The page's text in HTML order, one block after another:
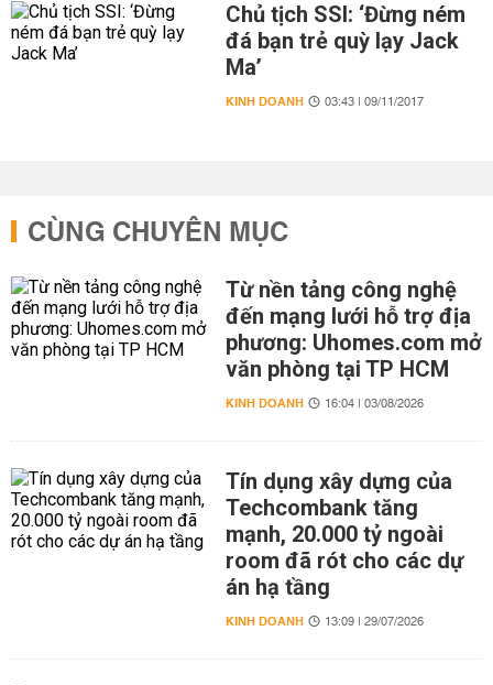
Chủ tịch SSI: ‘Đừng ném
đá bạn trẻ quỳ lạy Jack
Ma’
KINH DOANH 03:43 | 09/11/2017
CÙNG CHUYÊN MỤC
Từ nền tảng công nghệ
đến mạng lưới hỗ trợ địa
phương: Uhomes.com mở
văn phòng tại TP HCM
KINH DOANH 16:04 | 03/08/2026
Tín dụng xây dựng của
Techcombank tăng
mạnh, 20.000 tỷ ngoài
room đã rót cho các dự
án hạ tầng
KINH DOANH 13:09 | 29/07/2026